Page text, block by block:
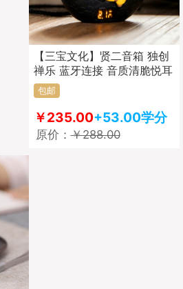
【三宝文化】贤二音箱 独创
禅乐 蓝牙连接 音质清脆悦耳
包邮
￥235.00+53.00学分
原价：￥288.00